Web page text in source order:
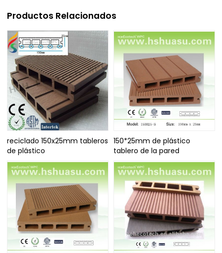
Productos Relacionados
reciclado 150x25mm tableros
de plástico
150*25mm de plástico
tablero de la pared